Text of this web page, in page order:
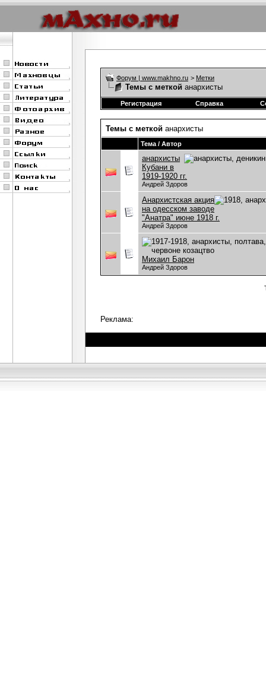
Форум | www.makhno.ru > Метки
Темы с меткой анархисты
Регистрация Справка
Темы с меткой анархисты
Тема / Автор
анархисты
Кубани в
1919-1920 гг.
Андрей Здоров
Анархистская акция
на одесском заводе
"Анатра" июне 1918 г.
Андрей Здоров
Михаил Барон
Андрей Здоров
Реклама: